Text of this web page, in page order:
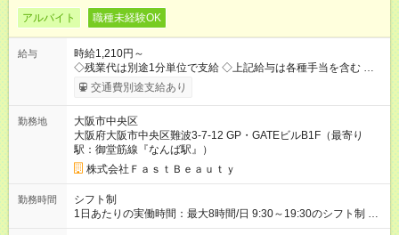
アルバイト 職種未経験OK
給与
時給1,210円～
◇残業代は別途1分単位で支給 ◇上記給与は各種手当を含む ◇毎
月インセンティブポイント付与 ・店舗売上や入客人数などに応
じてインセンティブポイントを付与 ・ポイントは6ヶ月に一度引
理美容師手当あり 研修期間6ヶ月間は以下給与のみ変更あり 時
給1180円 ※交通費支給（全額支給） ※給与に関しては2025年度
の最低賃金を反映済み ※各都道府県の施行月より適応、入社時
期によっては変動の可能性あり 詳細は、採用担当へお問い合わ
せください 【試用期間】試用期間なし
交通費別途支給あり
勤務地
大阪市中央区
大阪府大阪市中央区難波3-7-12 GP・GATEビルB1F（最寄り
駅：御堂筋線『なんば駅』）
株式会社ＦａｓｔＢｅａｕｔｙ
勤務時間
シフト制
1日あたりの実働時間：最大8時間/日 9:30～19:30のシフト制 週
2日～、1日5時間～OK シフトはご希望を伺いながら相談のうえ